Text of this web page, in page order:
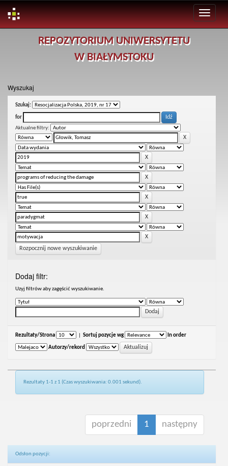
REPOZYTORIUM UNIWERSYTETU
W BIAŁYMSTOKU
Wyszukaj
Szukaj:
for
Aktualne filtry:
Rozpocznij nowe wyszukiwanie
Dodaj filtr:
Uzyj filtrów aby zagęścić wyszukiwanie.
Rezultaty/Strona Sortuj pozycje wg In order
Autorzy/rekord
Rezultaty 1-1 z 1 (Czas wyszukiwania: 0.001 sekund).
poprzedni 1 następny
Odsłon pozycji: